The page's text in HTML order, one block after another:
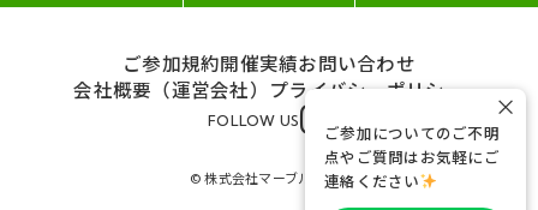
ご参加規約開催実績お問い合わせ
会社概要（運営会社） プライバシーポリシー
FOLLOW US
© 株式会社マーブル&コー
ご参加についてのご不明
点やご質問はお気軽にご
連絡ください
×